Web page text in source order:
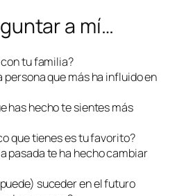
a mí…
tu familia?
persona que más ha influido en
has hecho te sientes más
que tienes es tu favorito?
pasada te ha hecho cambiar
suceder en el futuro